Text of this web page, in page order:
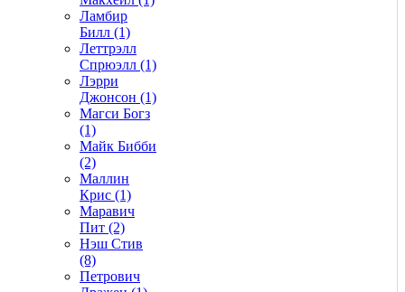
Ламбир
Билл (1)
Леттрэлл
Спрюэлл (1)
Лэрри
Джонсон (1)
Магси Богз
(1)
Майк Бибби
(2)
Маллин
Крис (1)
Маравич
Пит (2)
Нэш Стив
(8)
Петрович